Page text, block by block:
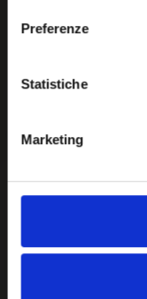
Preferenze
Statistiche
Marketing